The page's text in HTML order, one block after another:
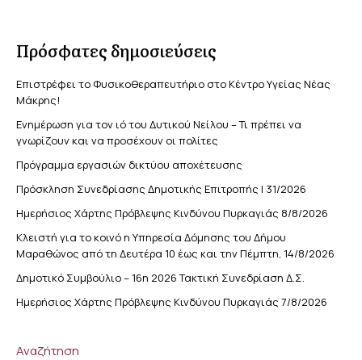
Πρόσφατες δημοσιεύσεις
Επιστρέφει το Φυσικοθεραπευτήριο στο Κέντρο Υγείας Νέας
Μάκρης!
Ενημέρωση για τον ιό του Δυτικού Νείλου – Τι πρέπει να
γνωρίζουν και να προσέχουν οι πολίτες
Πρόγραμμα εργασιών δικτύου αποχέτευσης
Πρόσκληση Συνεδρίασης Δημοτικής Επιτροπής | 31/2026
Ημερήσιος Χάρτης Πρόβλεψης Κινδύνου Πυρκαγιάς 8/8/2026
Κλειστή για το κοινό η Υπηρεσία Δόμησης του Δήμου
Μαραθώνος από τη Δευτέρα 10 έως και την Πέμπτη, 14/8/2026
Δημοτικό Συμβούλιο – 16η 2026 Τακτική Συνεδρίαση Δ.Σ.
Ημερήσιος Χάρτης Πρόβλεψης Κινδύνου Πυρκαγιάς 7/8/2026
Αναζήτηση